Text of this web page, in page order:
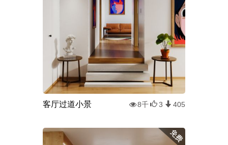
客厅过道小景 8千 3 405